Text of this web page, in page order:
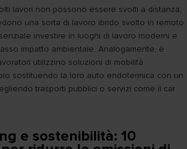
lavori non possono essere svolti a distanza,
una sorta di lavoro ibrido svolto in remoto
investire in luoghi di lavoro moderni e
impatto ambientale. Analogamente, è
utilizzino soluzioni di mobilità
sostituendo la loro auto endotermica con un
trasporti pubblici o servizi come il car
e sostenibilità: 10